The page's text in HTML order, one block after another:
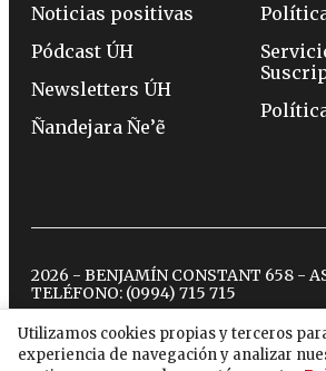
Utilizamos cookies propias y terceros
experiencia de navegación y analizar
Noticias positivas
Pódcast ÚH
Newsletters ÚH
Ñandejara Ñe’ẽ
2026 - BENJAMÍN CONSTANT 658 -
TELÉFONO: (0994) 715 715